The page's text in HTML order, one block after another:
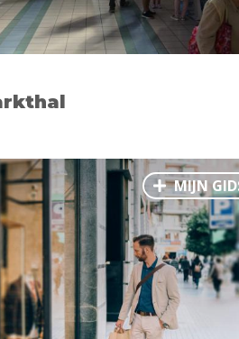
Wenen Budapest
MIJN